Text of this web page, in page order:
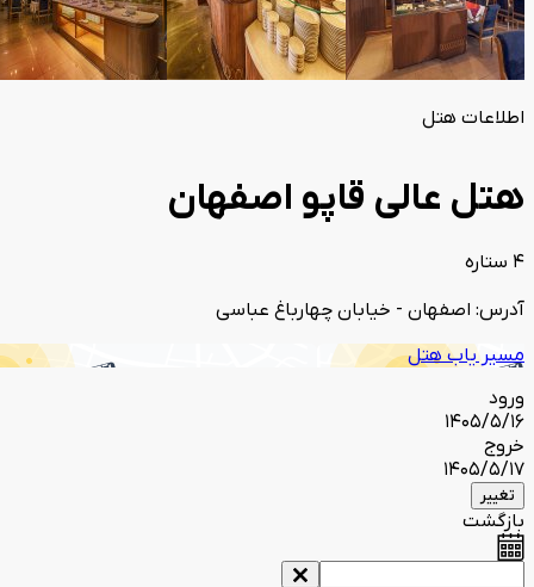
اطلاعات هتل
هتل عالی قاپو اصفهان
4 ستاره
آدرس: اصفهان - خیابان چهارباغ عباسی
مسیر یاب هتل
ورود
1405/5/16
خروج
1405/5/17
تغییر
بازگشت